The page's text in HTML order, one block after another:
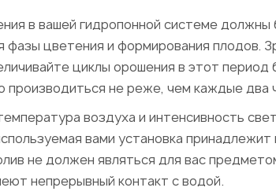
в вашей гидропонной системе должны
цветения и формирования плодов.
циклы орошения в этот период
производиться не реже, чем каждые два
воздуха и интенсивность
вами установка принадлежит
не должен являться для вас
непрерывный контакт с водой.